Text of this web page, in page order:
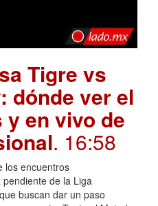
Tigre vs
dónde ver el
en vivo de
. 16:58
los encuentros
de la Liga
buscan dar un paso